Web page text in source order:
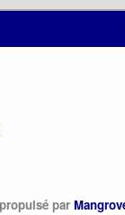
propulsé par